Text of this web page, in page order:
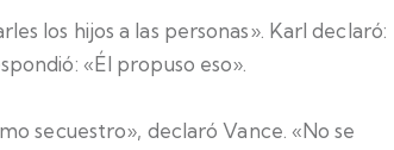
los hijos a las personas». Karl declaró:
«Él propuso eso».
secuestro», declaró Vance. «No se